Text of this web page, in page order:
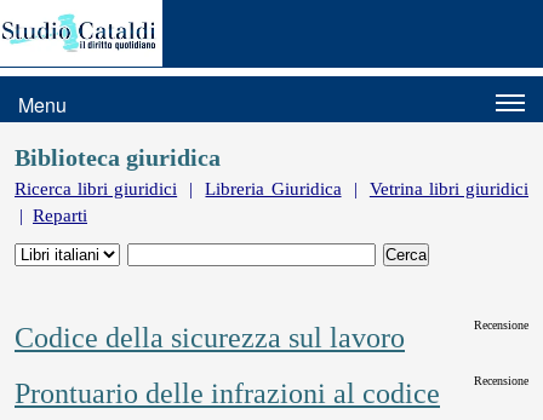
Menu
Biblioteca giuridica
Ricerca libri giuridici |Libreria Giuridica | Vetrina libri giuridici
| Reparti
Codice della sicurezza sul lavoro Recensione
Prontuario delle infrazioni al codice
Recensione